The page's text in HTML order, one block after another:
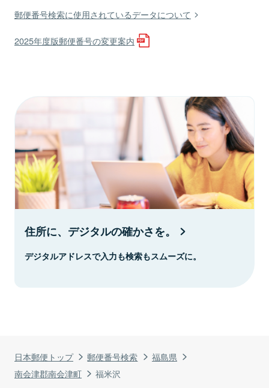
日本郵便トップ 郵便番号検索
福島県
南会津郡南会津町
福米沢
郵便番号検索に使用されているデータについて
2025年度版郵便番号の変更案内
住所に、デジタルの確かさを。
デジタルアドレスで入力も検索もスムーズに。